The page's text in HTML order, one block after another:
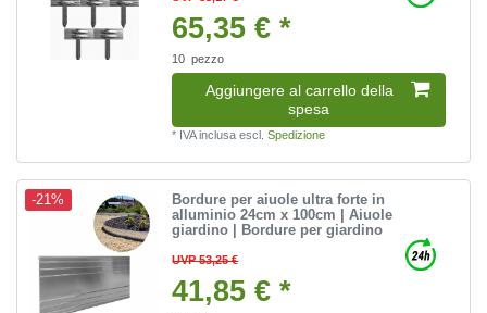
65,35 € *
10 pezzo
Aggiungere al carrello della
spesa
* IVA inclusa escl.Spedizione
-21%
Bordure per aiuole ultra forte in
alluminio 24cm x 100cm | Aiuole
giardino | Bordure per giardino
UVP 53,25 €
41,85 € *